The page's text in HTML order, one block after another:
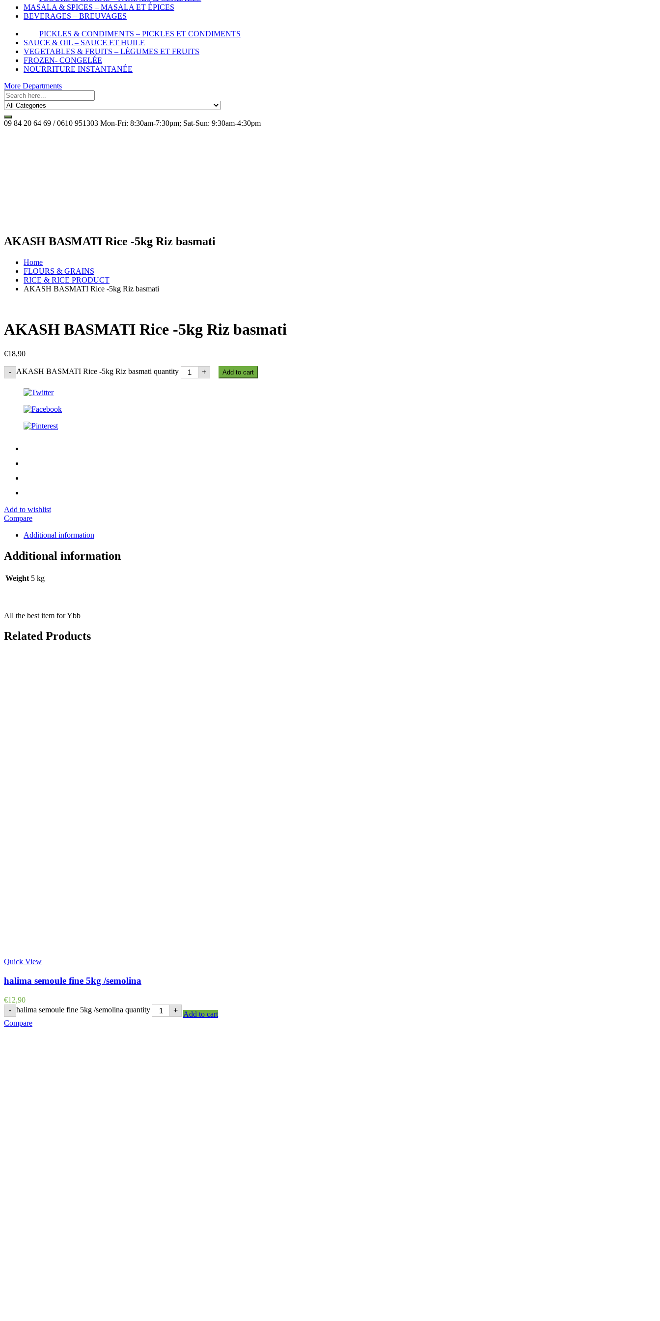
MASALA & SPICES – MASALA ET ÉPICES
BEVERAGES – BREUVAGES
PICKLES & CONDIMENTS – PICKLES ET CONDIMENTS
SAUCE & OIL – SAUCE ET HUILE
VEGETABLES & FRUITS – LÉGUMES ET FRUITS
FROZEN- CONGELÉE
NOURRITURE INSTANTANÉE
More Departments
09 84 20 64 69 / 0610 951303 Mon-Fri: 8:30am-7:30pm; Sat-Sun: 9:30am-4:30pm
AKASH BASMATI Rice -5kg Riz basmati
Home
FLOURS & GRAINS
RICE & RICE PRODUCT
AKASH BASMATI Rice -5kg Riz basmati
AKASH BASMATI Rice -5kg Riz basmati
€18,90
- AKASH BASMATI Rice -5kg Riz basmati quantity + Add to cart
Add to wishlist
Compare
Additional information
Additional information
Weight 5 kg
All the best item for Ybb
Related Products
Quick View
halima semoule fine 5kg /semolina
€12,90
- halima semoule fine 5kg /semolina quantity +
Add to cart
Compare